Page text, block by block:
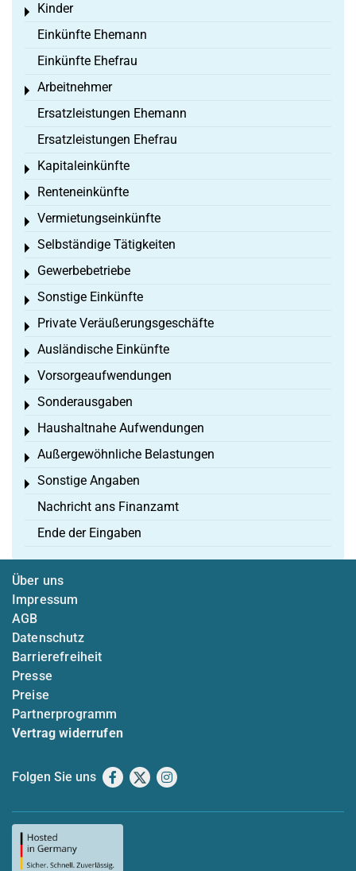
Kinder
Toggle menu
Einkünfte Ehemann
Einkünfte Ehefrau
Arbeitnehmer
Toggle menu
Ersatzleistungen Ehemann
Ersatzleistungen Ehefrau
Kapitaleinkünfte
Toggle menu
Renteneinkünfte
Toggle menu
Vermietungseinkünfte
Toggle menu
Selbständige Tätigkeiten
Toggle menu
Gewerbebetriebe
Toggle menu
Sonstige Einkünfte
Toggle menu
Private Veräußerungsgeschäfte
Toggle menu
Ausländische Einkünfte
Toggle menu
Vorsorgeaufwendungen
Toggle menu
Sonderausgaben
Toggle menu
Haushaltnahe Aufwendungen
Toggle menu
Außergewöhnliche Belastungen
Toggle menu
Sonstige Angaben
Toggle menu
Nachricht ans Finanzamt
Ende der Eingaben
Über uns
Impressum
AGB
Datenschutz
Barrierefreiheit
Presse
Preise
Partnerprogramm
Vertrag widerrufen
Folgen Sie uns Facebook
X Instagram